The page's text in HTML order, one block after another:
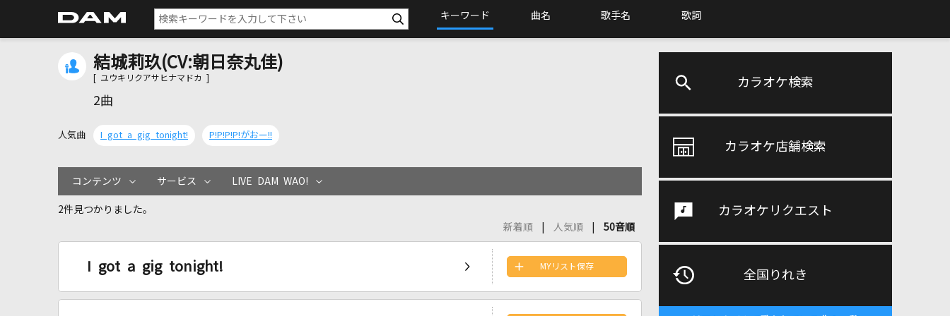
キーワード 曲名 歌手名 歌詞
カラオケ検索
カラオケ店舗検索
カラオケリクエスト
全国りれき
結城莉玖(CV:朝日奈丸佳)
[ ユウキリクアサヒナマドカ ]
2曲
人気曲 I got a gig tonight! P!P!P!P!がおー!!
コンテンツ サービス LIVE DAM WAO!
2件見つかりました。
新着順
人気順 50音順
I got a gig tonight! MYリスト保存